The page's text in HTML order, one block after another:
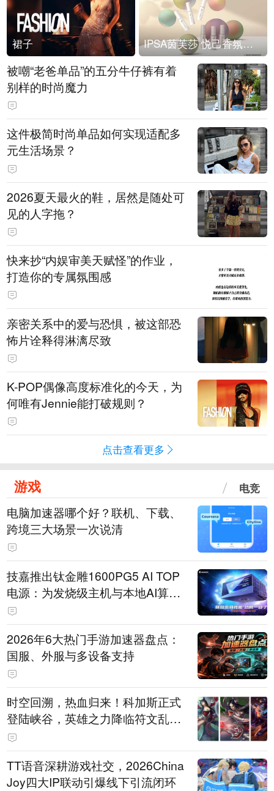
裙子 IPSA茵芙莎 悦己香氛凝露上市
被嘲“老爸单品”的五分牛仔裤有着
别样的时尚魔力
这件极简时尚单品如何实现适配多
元生活场景？
2026夏天最火的鞋，居然是随处可
见的人字拖？
快来抄“内娱审美天赋怪”的作业，
打造你的专属氛围感
亲密关系中的爱与恐惧，被这部恐
怖片诠释得淋漓尽致
K-POP偶像高度标准化的今天，为
何唯有Jennie能打破规则？
点击查看更多
游戏 电竞
电脑加速器哪个好？联机、下载、
跨境三大场景一次说清
技嘉推出钛金雕1600PG5 AI TOP
电源：为发烧级主机与本地AI算力
打造旗舰供电方案
2026年6大热门手游加速器盘点：
国服、外服与多设备支持
时空回溯，热血归来！科加斯正式
登陆峡谷，英雄之力降临符文乱
斗！
TT语音深耕游戏社交，2026China
Joy四大IP联动引爆线下引流闭环